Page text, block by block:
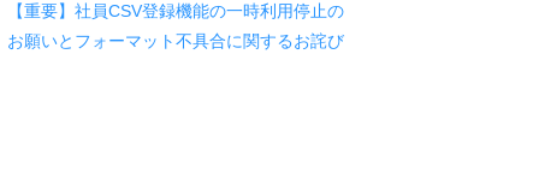
【重要】社員CSV登録機能の一時利用停止の
お願いとフォーマット不具合に関するお詫び